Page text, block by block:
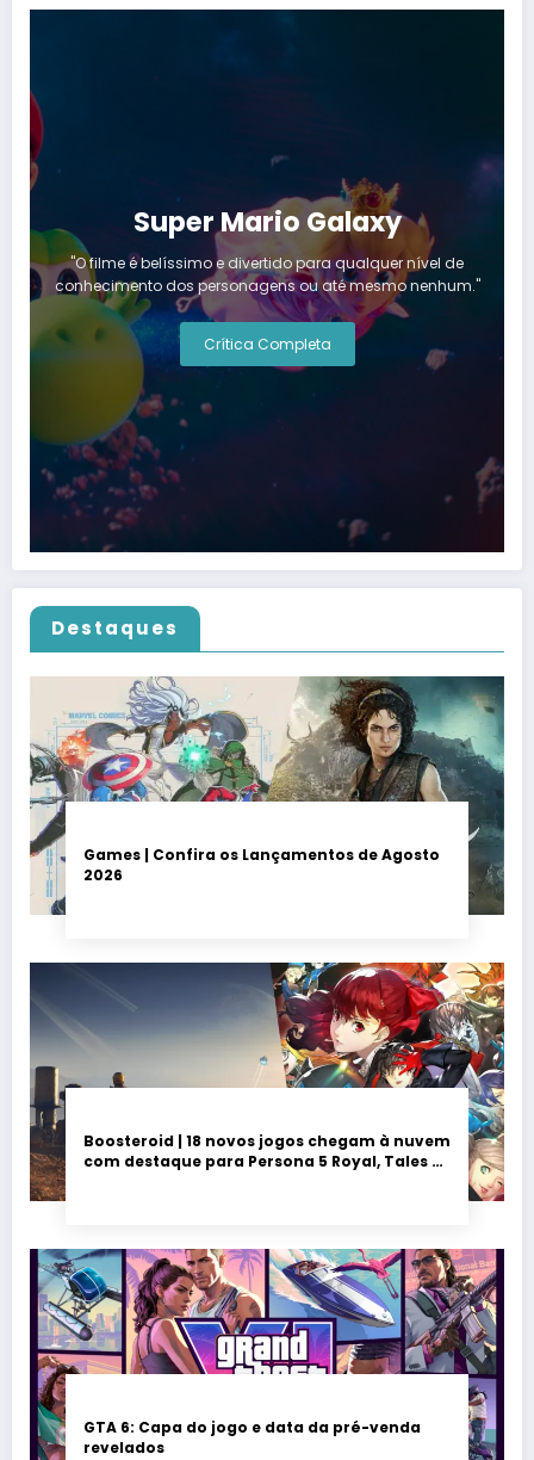
Super Mario Galaxy
"O filme é belíssimo e divertido para qualquer nível de
conhecimento dos personagens ou até mesmo nenhum."
Crítica Completa
Destaques
Games | Confira os Lançamentos de Agosto
2026
Boosteroid | 18 novos jogos chegam à nuvem
com destaque para Persona 5 Royal, Tales of
GTA 6: Capa do jogo e data da pré-venda
revelados